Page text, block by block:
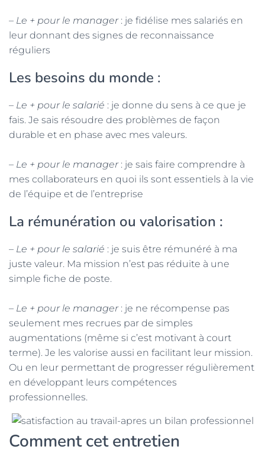
– Le + pour le manager: je fidélise mes salariés en
leur donnant des signes de reconnaissance
réguliers
Les besoins du monde :
– Le + pour le salarié : je donne du sens à ce que je
fais. Je sais résoudre des problèmes de façon
durable et en phase avec mes valeurs.
– Le + pour le manager: je sais faire comprendre à
mes collaborateurs en quoi ils sont essentiels à la vie
de l’équipe et de l’entreprise
La rémunération ou valorisation :
– Le + pour le salarié : je suis être rémunéré à ma
juste valeur. Ma mission n’est pas réduite à une
simple fiche de poste.
– Le + pour le manager: je ne récompense pas
seulement mes recrues par de simples
augmentations (même si c’est motivant à court
terme). Je les valorise aussi en facilitant leur mission.
Ou en leur permettant de progresser régulièrement
en développant leurs compétences
professionnelles.
Comment cet entretien